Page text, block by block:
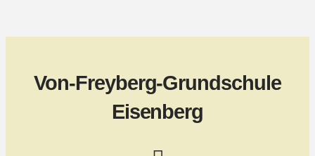
Von-Freyberg-Grundschule
Eisenberg